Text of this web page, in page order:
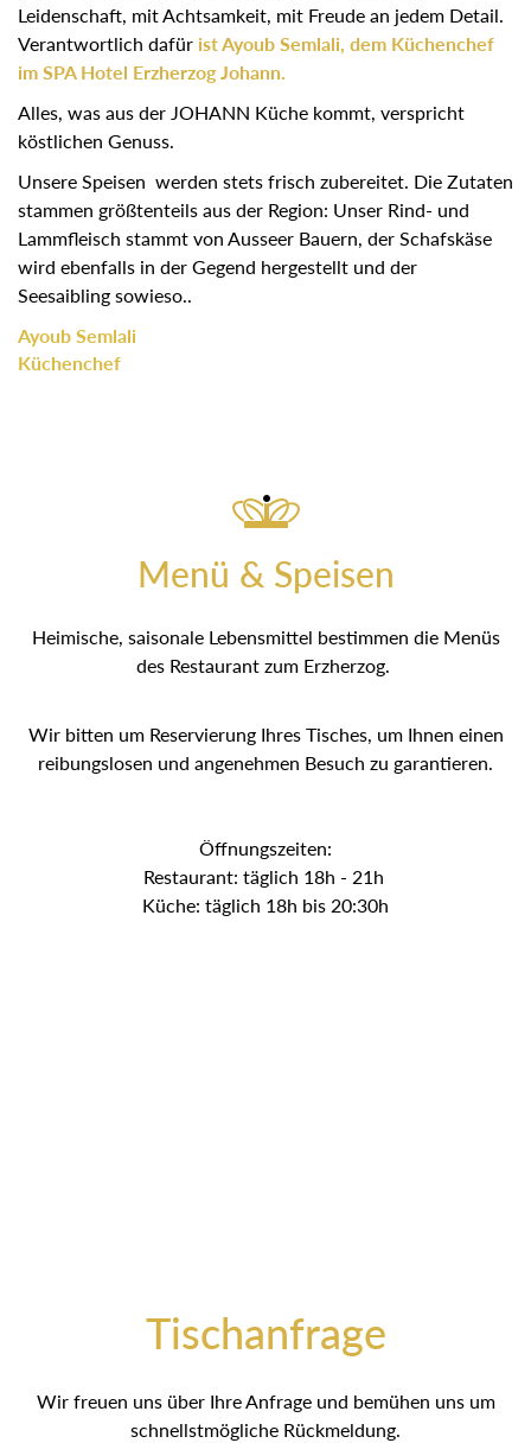
Leidenschaft, mit Achtsamkeit, mit Freude an jedem Detail.
Verantwortlich dafür ist Ayoub Semlali, dem Küchenchef
im SPA Hotel Erzherzog Johann.
Alles, was aus der JOHANN Küche kommt, verspricht
köstlichen Genuss.
Unsere Speisen werden stets frisch zubereitet. Die Zutaten
stammen größtenteils aus der Region: Unser Rind- und
Lammfleisch stammt von Ausseer Bauern, der Schafskäse
wird ebenfalls in der Gegend hergestellt und der
Seesaibling sowieso..
Ayoub Semlali
Küchenchef
Menü & Speisen
Heimische, saisonale Lebensmittel bestimmen die Menüs
des Restaurant zum Erzherzog.
Wir bitten um Reservierung Ihres Tisches, um Ihnen einen
reibungslosen und angenehmen Besuch zu garantieren.
Öffnungszeiten:
Restaurant: täglich 18h - 21h
Küche: täglich 18h bis 20:30h
Tischanfrage
Wir freuen uns über Ihre Anfrage und bemühen uns um
schnellstmögliche Rückmeldung.